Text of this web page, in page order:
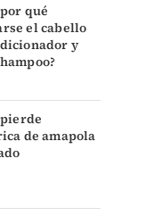
qué
el cabello
y
de amapola